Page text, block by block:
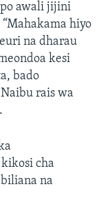
awali jijini
hiyo
na dharau
kesi
bado
rais wa
cha
na